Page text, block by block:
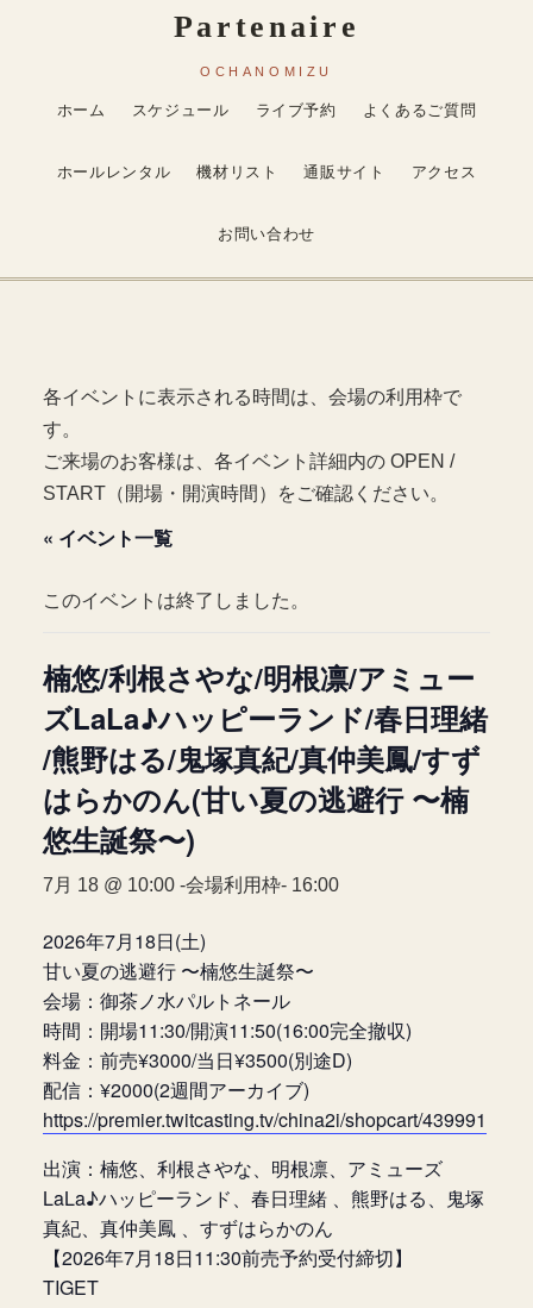
ホーム スケジュール ライブ予約 よくあるご質問
ホールレンタル 機材リスト 通販サイト アクセス
お問い合わせ
各イベントに表示される時間は、会場の利用枠で
す。
ご来場のお客様は、各イベント詳細内の OPEN /
START（開場・開演時間）をご確認ください。
« イベント一覧
このイベントは終了しました。
楠悠/利根さやな/明根凛/アミュー
ズLaLa♪ハッピーランド/春日理緒
/熊野はる/鬼塚真紀/真仲美鳳/すず
はらかのん(甘い夏の逃避行 〜楠
悠生誕祭〜)
7月 18 @ 10:00 -会場利用枠- 16:00
2026年7月18日(土)
甘い夏の逃避行 〜楠悠生誕祭〜
会場：御茶ノ水パルトネール
時間：開場11:30/開演11:50(16:00完全撤収)
料金：前売¥3000/当日¥3500(別途D)
配信：¥2000(2週間アーカイブ)
https://premier.twitcasting.tv/china2i/shopcart/439991
出演：楠悠、利根さやな、明根凛、アミューズ
LaLa♪ハッピーランド、春日理緒 、熊野はる、鬼塚
真紀、真仲美鳳 、すずはらかのん
【2026年7月18日11:30前売予約受付締切】
TIGET